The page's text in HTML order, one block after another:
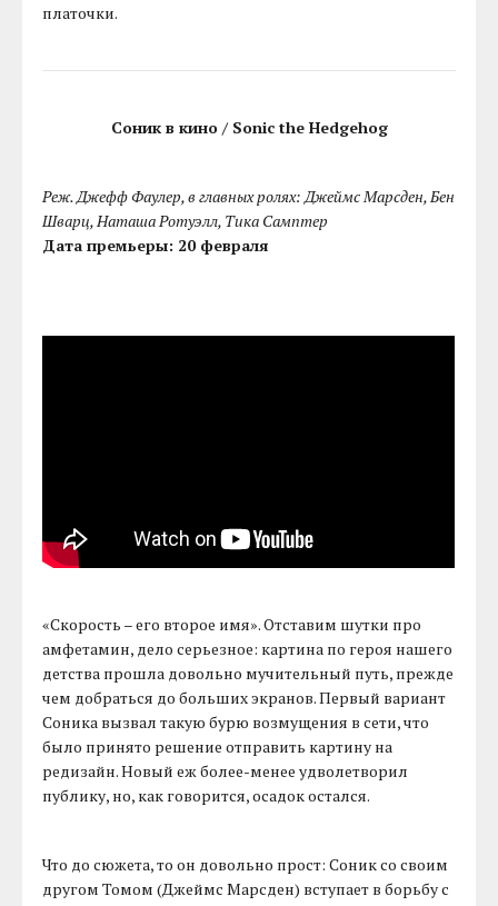
платочки.
Соник в кино / Sonic the Hedgehog
Реж. Джефф Фаулер, в главных ролях: Джеймс Марсден, Бен
Шварц, Наташа Ротуэлл, Тика Самптер
Дата премьеры: 20 февраля
«Скорость – его второе имя». Отставим шутки про
амфетамин, дело серьезное: картина по героя нашего
детства прошла довольно мучительный путь, прежде
чем добраться до больших экранов. Первый вариант
Соника вызвал такую бурю возмущения в сети, что
было принято решение отправить картину на
редизайн. Новый еж более-менее удволетворил
публику, но, как говорится, осадок остался.
Что до сюжета, то он довольно прост: Соник со своим
другом Томом (Джеймс Марсден) вступает в борьбу с